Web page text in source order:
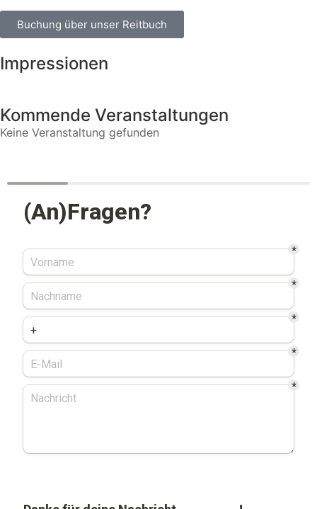
Buchung über unser Reitbuch
Impressionen
Kommende Veranstaltungen
Keine Veranstaltung gefunden